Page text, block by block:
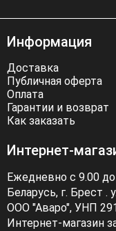
Информация
Доставка
Публичная оферта
Оплата
Гарантии и возврат
Как заказать
Интернет-
Ежедневно с 9.00
Беларусь, г. Брест .
ООО "Аваро", УНП
Интернет-магазин